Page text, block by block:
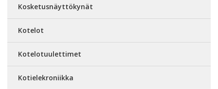
Kosketusnäyttökynät
Kotelot
Kotelotuulettimet
Kotielekroniikka